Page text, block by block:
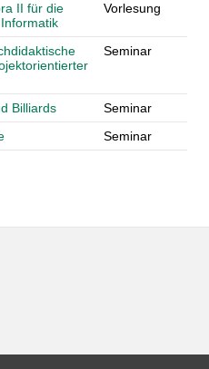
II für die
Vorlesung
Seminar
Billiards
Seminar
Seminar